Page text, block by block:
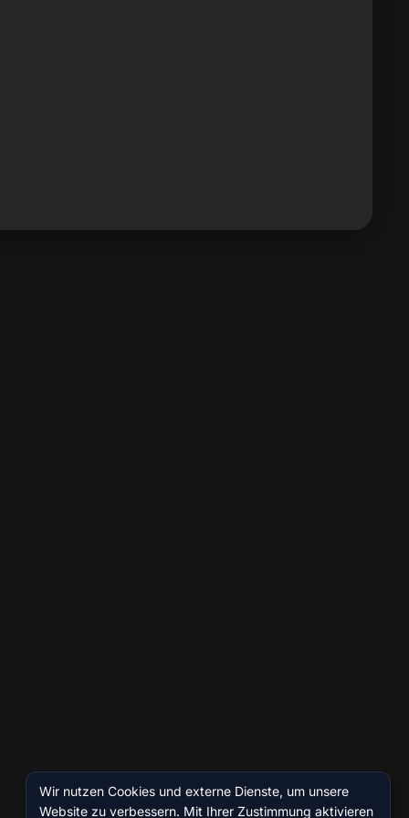
Wir nutzen Cookies und externe Dienste, um unsere
Website zu verbessern. Mit Ihrer Zustimmung aktivieren